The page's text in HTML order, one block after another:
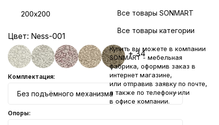
200х200
Цвет: Ness-001
+ 34
Комплектация:
Без подъёмного механизма
Опоры:
Все товары SONMART
Все товары категории
Купить вы можете в компании
SONMART - мебельная
фабрика, оформив заказ в
интернет магазине,
или отправив заявку по почте,
а также по телефону или
в офисе компании.